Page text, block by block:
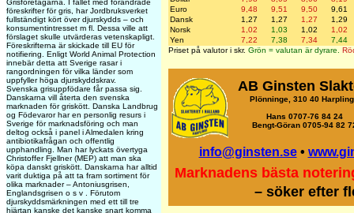
Grisföretagarna. I fallet med förändrade
föreskrifter för gris, har Jordbruksverket
fullständigt kört över djurskydds – och
konsumentintresset m fl. Dessa ville att
förslaget skulle utvärderas vetenskapligt.
Föreskrifterna är skickade till EU för
notifiering. Enligt World Animal Protection
innebär detta att Sverige rasar i
rangordningen för vilka länder som
uppfyller höga djurskyddskrav.
Svenska grisuppfödare får passa sig.
Danskarna vill återta den svenska
marknaden för griskött. Danska Landbrug
og Födevaror har en personlig resurs i
Sverige för marknadsföring och man
deltog också i panel i Almedalen kring
antibiotikafrågan och offentlig
upphandling. Man har lyckats övertyga
Christoffer Fjellner (MEP) att man ska
köpa danskt griskött. Danskarna har alltid
varit duktiga på att ta fram sortiment för
olika marknader – Antoniusgrisen,
Englandsgrisen o s v . Förutom
djurskyddsmärkningen med ett till tre
hjärtan kanske det kanske snart komma
Euro
9,48 9,51 9,50
9,61
Dansk
1,27 1,27 1,27
1,29
Norsk
1,02 1,03 1,02
1,02
Yen
7,22 7,38 7,34
7,44
Priset på valutor i skr. Grön = valutan är dyrare.
AB Ginsten
Plönninge, 310 40
Hans 0707-76 84 24
Bengt-Göran 0705-94 82
info@ginsten.se•
Marknadens bästa
– söker efter